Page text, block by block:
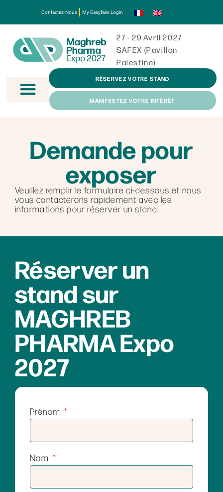
Contactez-Nous My Easyfairs Login
27 - 29 Avril 2027
SAFEX (Pavillon
Palestine)
RÉSERVEZ VOTRE STAND
MANIFESTEZ VOTRE INTÉRÊT
Demande pour
exposer
Veuillez remplir le formulaire ci-dessous et nous
vous contacterons rapidement avec les
informations pour réserver un stand.
Réserver un
stand sur
MAGHREB
PHARMA Expo
2027
Prénom
Nom